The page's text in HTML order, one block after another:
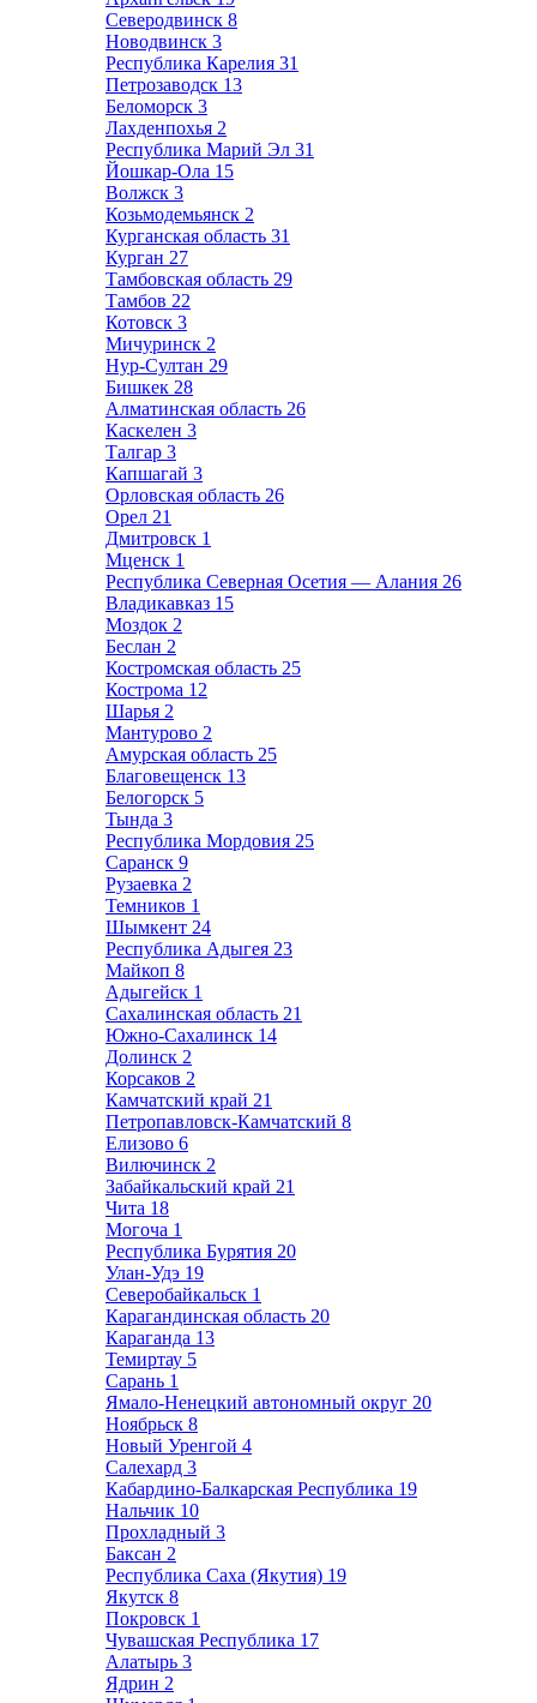
Северодвинск 8
Новодвинск 3
Республика Карелия 31
Петрозаводск 13
Беломорск 3
Лахденпохья 2
Республика Марий Эл 31
Йошкар-Ола 15
Волжск 3
Козьмодемьянск 2
Курганская область 31
Курган 27
Тамбовская область 29
Тамбов 22
Котовск 3
Мичуринск 2
Нур-Султан 29
Бишкек 28
Алматинская область 26
Каскелен 3
Талгар 3
Капшагай 3
Орловская область 26
Орел 21
Дмитровск 1
Мценск 1
Республика Северная Осетия — Алания 26
Владикавказ 15
Моздок 2
Беслан 2
Костромская область 25
Кострома 12
Шарья 2
Мантурово 2
Амурская область 25
Благовещенск 13
Белогорск 5
Тында 3
Республика Мордовия 25
Саранск 9
Рузаевка 2
Темников 1
Шымкент 24
Республика Адыгея 23
Майкоп 8
Адыгейск 1
Сахалинская область 21
Южно-Сахалинск 14
Долинск 2
Корсаков 2
Камчатский край 21
Петропавловск-Камчатский 8
Елизово 6
Вилючинск 2
Забайкальский край 21
Чита 18
Могоча 1
Республика Бурятия 20
Улан-Удэ 19
Северобайкальск 1
Карагандинская область 20
Караганда 13
Темиртау 5
Сарань 1
Ямало-Ненецкий автономный округ 20
Ноябрьск 8
Новый Уренгой 4
Салехард 3
Кабардино-Балкарская Республика 19
Нальчик 10
Прохладный 3
Баксан 2
Республика Саха (Якутия) 19
Якутск 8
Покровск 1
Чувашская Республика 17
Алатырь 3
Ядрин 2